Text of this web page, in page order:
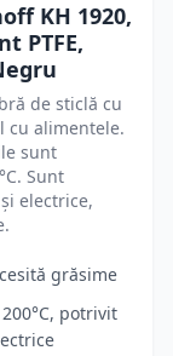
KH 1920,
PTFE,
de sticlă cu
cu alimentele.
sunt
Sunt
electrice,
grăsime
potrivit